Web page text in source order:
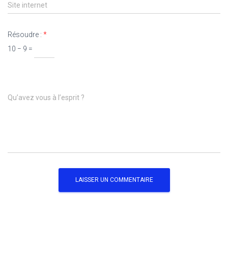
Site internet
Résoudre : *
10 − 9 =
Qu’avez vous à l’esprit ?